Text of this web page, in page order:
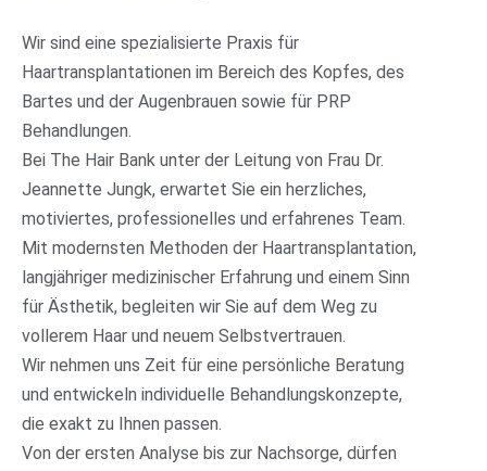
Wir sind eine spezialisierte Praxis für
Haartransplantationen im Bereich des Kopfes, des
Bartes und der Augenbrauen sowie für PRP
Behandlungen.
Bei The Hair Bank unter der Leitung von Frau Dr.
Jeannette Jungk, erwartet Sie ein herzliches,
motiviertes, professionelles und erfahrenes Team.
Mit modernsten Methoden der Haartransplantation,
langjähriger medizinischer Erfahrung und einem Sinn
für Ästhetik, begleiten wir Sie auf dem Weg zu
vollerem Haar und neuem Selbstvertrauen.
Wir nehmen uns Zeit für eine persönliche Beratung
und entwickeln individuelle Behandlungskonzepte,
die exakt zu Ihnen passen.
Von der ersten Analyse bis zur Nachsorge, dürfen